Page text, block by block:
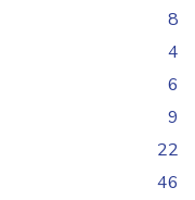
8
4
6
9
22
46